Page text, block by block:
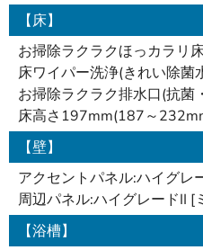
【床】
お掃除ラクラクほっカラリ
床ワイパー洗浄(きれい除菌
お掃除ラクラク排水口(抗菌
床高さ197mm(187～
【壁】
アクセントパネル:ハイグレ
周辺パネル:ハイグレードII [
【浴槽】